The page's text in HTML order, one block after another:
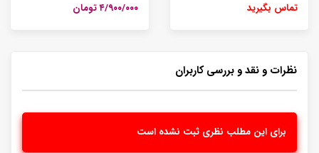
۴/۹۰۰/۰۰۰ تومان تماس بگیرید
نظرات و نقد و بررسی کاربران
برای این مطلب نظری ثبت نشده است